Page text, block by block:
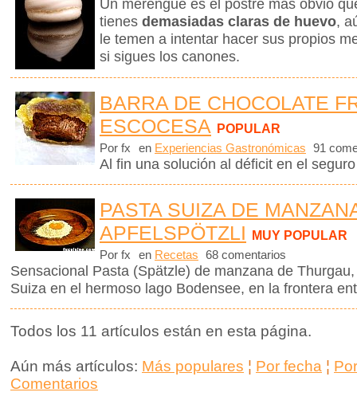
Un merengue es el postre más obvio
tienes demasiadas claras de huevo,
le temen a intentar hacer sus propios
si sigues los canones.
BARRA DE CHOCOLATE
ESCOCESA POPULAR
Por fx en Experiencias Gastronómicas 91
Al fin una solución al déficit en el
PASTA SUIZA DE
APFELSPÖTZLI MUY POPULAR
Por fx en Recetas 68 comentarios
Sensacional Pasta (Spätzle) de manzana de
Suiza en el hermoso lago Bodensee, en la frontera
Todos los 11 artículos están en esta página.
Aún más artículos: Más populares ¦ Por fecha ¦
Comentarios